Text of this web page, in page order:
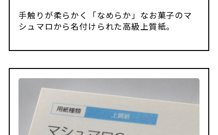
手触りが柔らかく「なめらか」なお菓子のマ
シュマロから名付けられた高級上質紙。